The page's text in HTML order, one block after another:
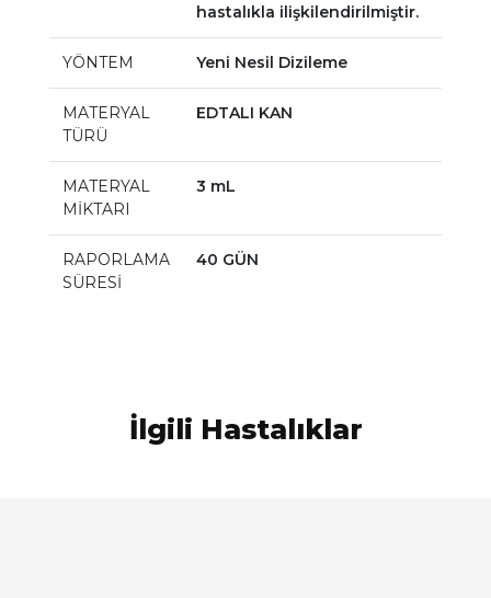
hastalıkla ilişkilendirilmiştir.
YÖNTEM Yeni Nesil Dizileme
MATERYAL
TÜRÜ
EDTALI KAN
MATERYAL
MİKTARI
3 mL
RAPORLAMA
SÜRESİ
40 GÜN
İlgili Hastalıklar